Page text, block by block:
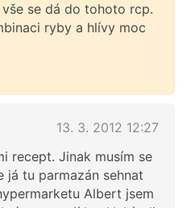
se dá do tohoto rcp.
ryby a hlívy moc
13. 3. 2012 12:27
recept. Jinak musím se
já tu parmazán sehnat
Albert jsem